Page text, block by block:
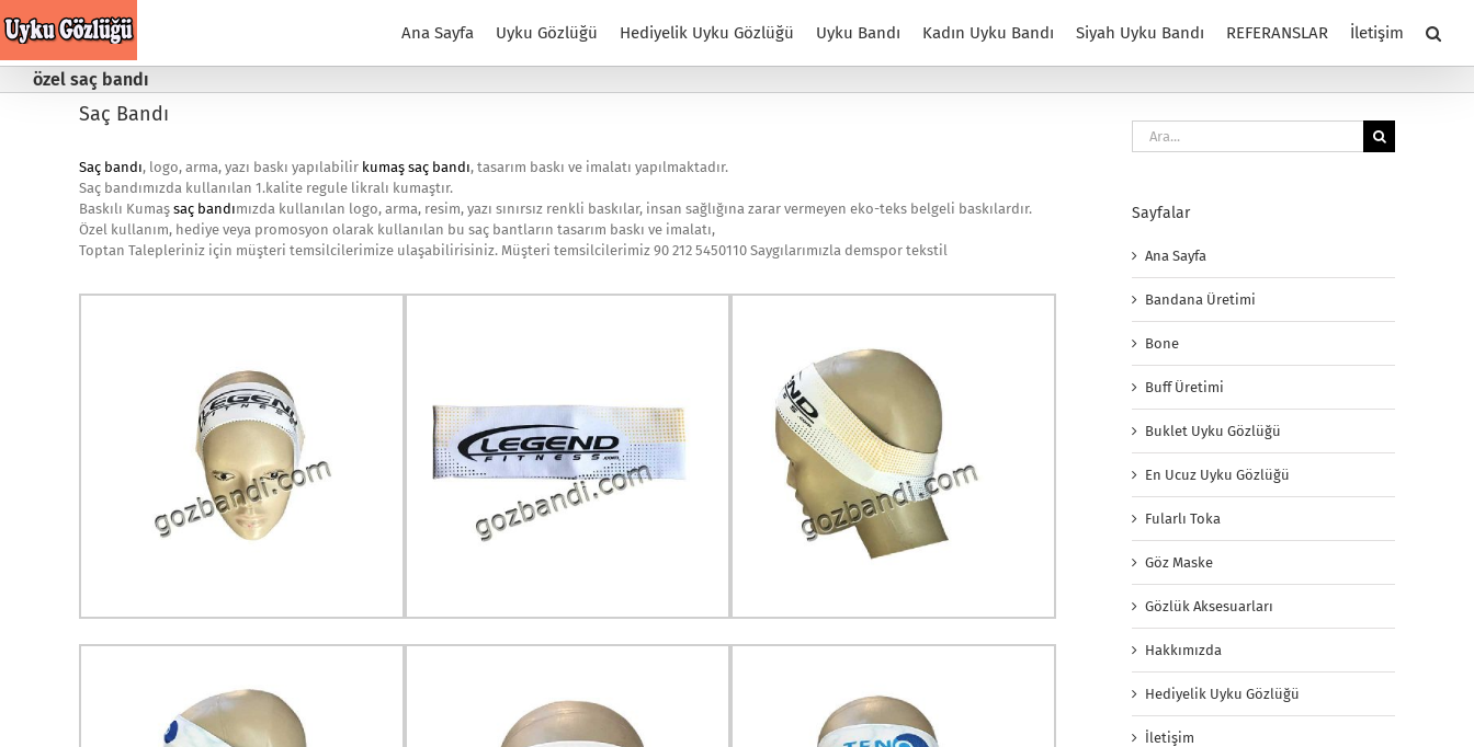
to
Ana Sayfa Uyku Gözlüğü Hediyelik Uyku Gözlüğü Uyku Bandı Kadın Uyku Bandı Siyah Uyku Bandı REFERANSLAR İletişim
özel saç bandı
Saç Bandı
Saç bandı, logo, arma, yazı baskı yapılabilir kumaş saç bandı, tasarım baskı ve imalatı yapılmaktadır.
Saç bandımızda kullanılan 1.kalite regule likralı kumaştır.
Baskılı Kumaş saç bandımızda kullanılan logo, arma, resim, yazı sınırsız renkli baskılar, insan sağlığına zarar vermeyen eko-teks belgeli baskılardır.
Özel kullanım, hediye veya promosyon olarak kullanılan bu saç bantların tasarım baskı ve imalatı,
Toptan Talepleriniz için müşteri temsilcilerimize ulaşabilirisiniz. Müşteri temsilcilerimiz 90 212 5450110 Saygılarımızla demspor tekstil
Ara:
Sayfalar
Ana Sayfa
Bandana Üretimi
Bone
Buff Üretimi
Buklet Uyku Gözlüğü
En Ucuz Uyku Gözlüğü
Fularlı Toka
Göz Maske
Gözlük Aksesuarları
Hakkımızda
Hediyelik Uyku Gözlüğü
İletişim